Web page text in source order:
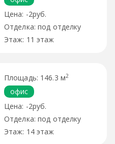
-2руб.
под отделку
11 этаж
146.3 м2
офис
-2руб.
под отделку
14 этаж